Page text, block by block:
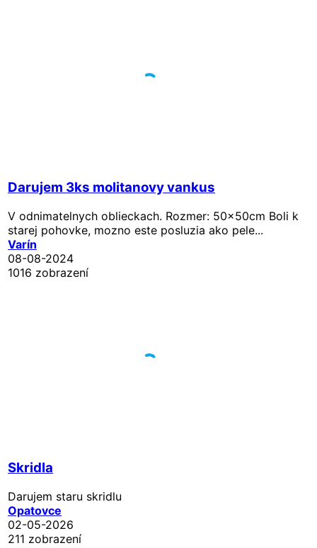
Darujem 3ks molitanovy vankus
V odnimatelnych oblieckach. Rozmer: 50x50cm Boli k
starej pohovke, mozno este posluzia ako pele...
Varín
08-08-2024
1016 zobrazení
Skridla
Darujem staru skridlu
Opatovce
02-05-2026
211 zobrazení